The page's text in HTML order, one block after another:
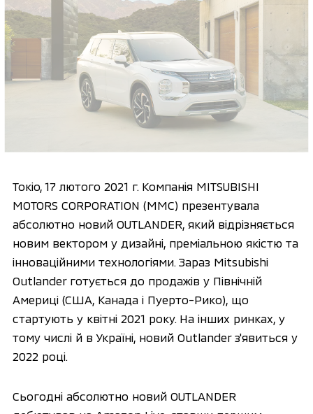
Токіо, 17 лютого 2021 г. Компанія MITSUBISHI
MOTORS CORPORATION (MMC) презентувала
абсолютно новий OUTLANDER, який відрізняється
новим вектором у дизайні, преміальною якістю та
інноваційними технологіями. Зараз Mitsubishi
Outlander готується до продажів у Північній
Америці (США, Канада і Пуерто-Рико), що
стартують у квітні 2021 року. На інших ринках, у
тому числі й в Україні, новий Outlander з'явиться у
2022 році.
Сьогодні абсолютно новий OUTLANDER